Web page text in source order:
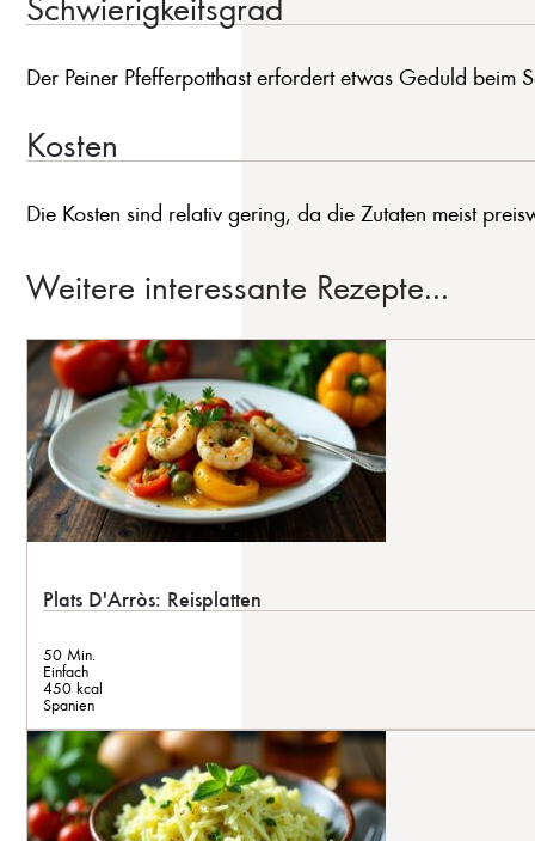
Der Peiner Pfefferpotthast erfordert etwas Geduld beim
Kosten
Die Kosten sind relativ gering, da die Zutaten meist
Weitere interessante Rezepte...
Plats D'Arròs: Reisplatten
50 Min.
Einfach
450 kcal
Spanien